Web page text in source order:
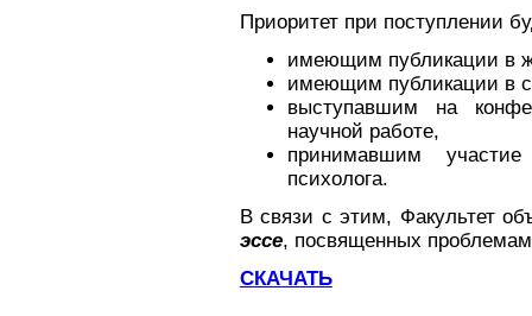
Приоритет при поступлении
имеющим публикации в
имеющим публикации в
выступавшим на
научной работе,
принимавшим
психолога.
В связи с этим, Факультет
эссе, посвященных
СКАЧАТЬ